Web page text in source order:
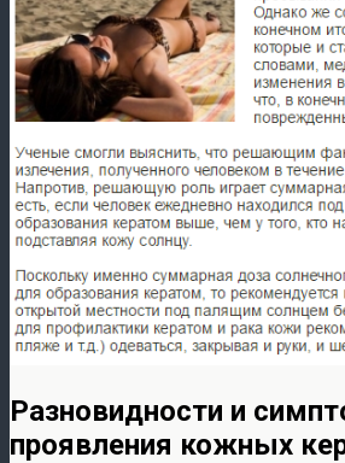
Разновидности и
проявления кожных